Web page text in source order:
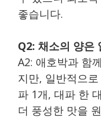
좋습니다.
Q2: 채소의 양은
A2: 애호박과 함
지만, 일반적으
파 1개, 대파 한
더 풍성한 맛을